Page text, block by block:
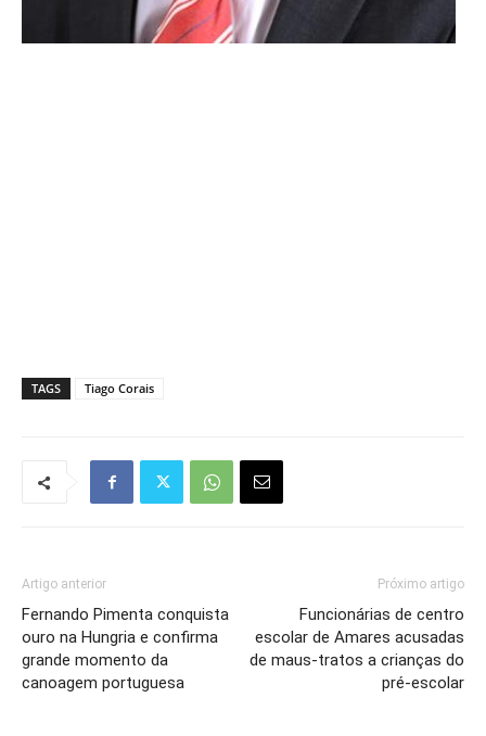
TAGS Tiago Corais
Artigo anterior
Fernando Pimenta conquista
ouro na Hungria e confirma
grande momento da
canoagem portuguesa
Próximo artigo
Funcionárias de centro
escolar de Amares acusadas
de maus-tratos a crianças do
pré-escolar